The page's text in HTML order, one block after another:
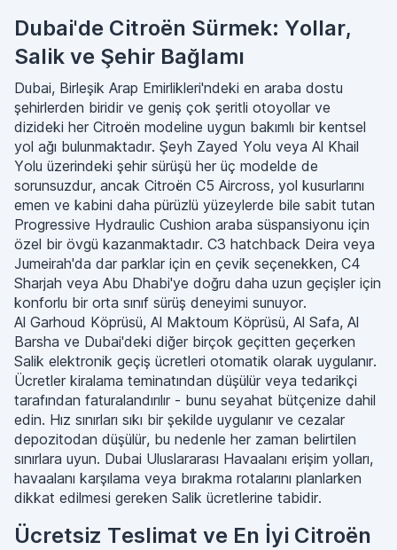
Dubai'de Citroën Sürmek: Yollar,
Salik ve Şehir Bağlamı
Dubai, Birleşik Arap Emirlikleri'ndeki en araba dostu
şehirlerden biridir ve geniş çok şeritli otoyollar ve
dizideki her Citroën modeline uygun bakımlı bir kentsel
yol ağı bulunmaktadır. Şeyh Zayed Yolu veya Al Khail
Yolu üzerindeki şehir sürüşü her üç modelde de
sorunsuzdur, ancak Citroën C5 Aircross, yol kusurlarını
emen ve kabini daha pürüzlü yüzeylerde bile sabit tutan
Progressive Hydraulic Cushion araba süspansiyonu için
özel bir övgü kazanmaktadır. C3 hatchback Deira veya
Jumeirah'da dar parklar için en çevik seçenekken, C4
Sharjah veya Abu Dhabi'ye doğru daha uzun geçişler için
konforlu bir orta sınıf sürüş deneyimi sunuyor.
Al Garhoud Köprüsü, Al Maktoum Köprüsü, Al Safa, Al
Barsha ve Dubai'deki diğer birçok geçitten geçerken
Salik elektronik geçiş ücretleri otomatik olarak uygulanır.
Ücretler kiralama teminatından düşülür veya tedarikçi
tarafından faturalandırılır - bunu seyahat bütçenize dahil
edin. Hız sınırları sıkı bir şekilde uygulanır ve cezalar
depozitodan düşülür, bu nedenle her zaman belirtilen
sınırlara uyun. Dubai Uluslararası Havaalanı erişim yolları,
havaalanı karşılama veya bırakma rotalarını planlarken
dikkat edilmesi gereken Salik ücretlerine tabidir.
Ücretsiz Teslimat ve En İyi Citroën